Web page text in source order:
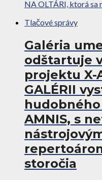
NA OLTÁRI, ktorá sa
Tlačové správy
Galéria
odštartuje
projektu X-
GALÉRII
AMNIS, s
storočia